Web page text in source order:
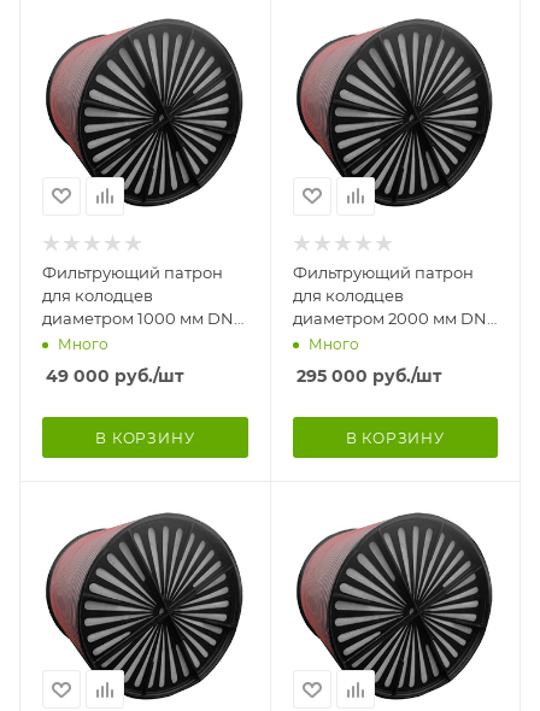
Фильтрующий патрон
для колодцев
диаметром 1000 мм DN-
920 мм, Н-500 мм.
Патрон комплектуется
полимерн
Много
49 000 руб./шт
В КОРЗИНУ
Фильтрующий патрон
для колодцев
диаметром 2000 мм DN-
1920 мм, Н-1800 мм. НА
Много
295 000 руб./шт
В КОРЗИНУ